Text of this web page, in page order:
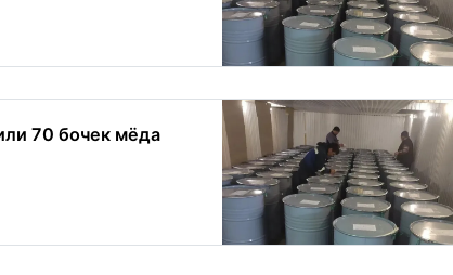
70 бочек мёда